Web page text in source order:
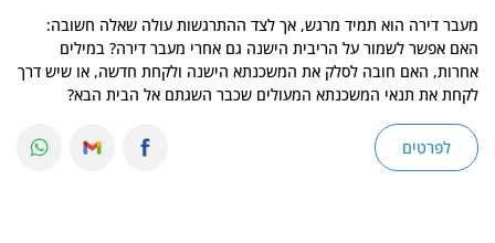
מעבר דירה הוא תמיד מרגש, אך לצד ההתרגשות עולה שאלה חשובה:
האם אפשר לשמור על הריבית הישנה גם אחרי מעבר דירה? במילים
אחרות, האם חובה לסלק את המשכנתא הישנה ולקחת חדשה, או שיש דרך
לקחת את תנאי המשכנתא המעולים שכבר השגתם אל הבית הבא?
המאפשר
לפרטים